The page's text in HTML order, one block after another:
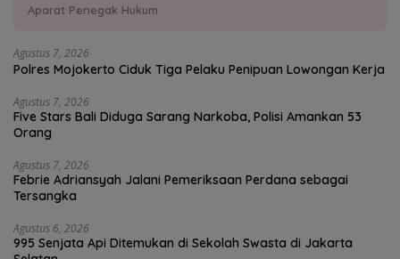
Aparat Penegak Hukum
Agustus 7, 2026
Polres Mojokerto Ciduk Tiga Pelaku Penipuan Lowongan Kerja
Agustus 7, 2026
Five Stars Bali Diduga Sarang Narkoba, Polisi Amankan 53
Orang
Agustus 7, 2026
Febrie Adriansyah Jalani Pemeriksaan Perdana sebagai
Tersangka
Agustus 6, 2026
995 Senjata Api Ditemukan di Sekolah Swasta di Jakarta